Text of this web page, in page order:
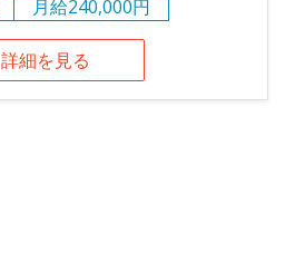
月給240,000円
詳細を見る